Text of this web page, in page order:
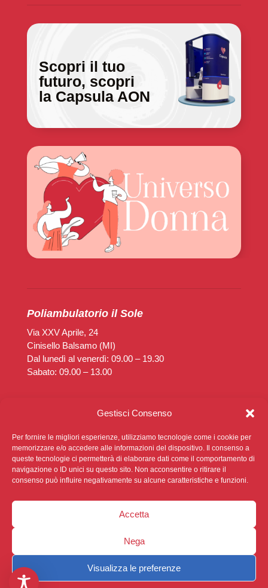
Gestisci Consenso
Per fornire le migliori esperienze, utilizziamo tecnologie come i cookie per
memorizzare e/o accedere alle informazioni del dispositivo. Il consenso a
queste tecnologie ci permetterà di elaborare dati come il comportamento di
navigazione o ID unici su questo sito. Non acconsentire o ritirare il
consenso può influire negativamente su alcune caratteristiche e funzioni.
Accetta
Nega
Visualizza le preferenze
Scopri il tuo
futuro, scopri
la Capsula AON
Poliambulatorio il Sole
Via XXV Aprile, 24
Cinisello Balsamo (MI)
Dal lunedì al venerdì: 09.00 – 19.30
Sabato: 09.00 – 13.00
Cinisello Balsamo (MI)
Dal lunedì al venerdì: 14.30 – 19.30
Sabato: Chiuso
Cookie Policy